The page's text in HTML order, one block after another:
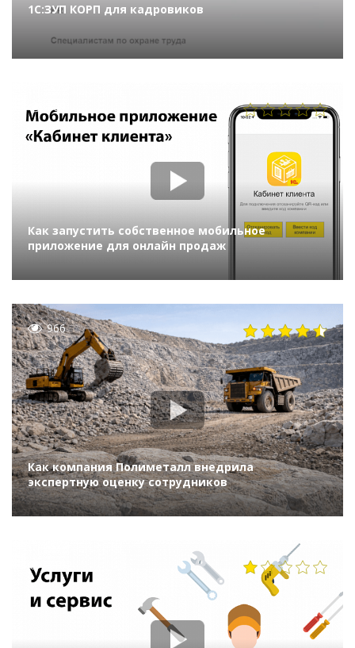
1С:ЗУП КОРП для кадровиков
709
Как запустить собственное мобильное
приложение для онлайн продаж
966
Как компания Полиметалл внедрила
экспертную оценку сотрудников